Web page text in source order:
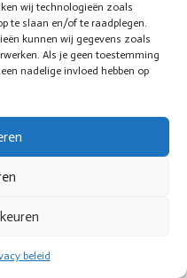
wij technologieën zoals
te slaan en/of te raadplegen.
kunnen wij gegevens zoals
Als je geen toestemming
nadelige invloed hebben op
beleid